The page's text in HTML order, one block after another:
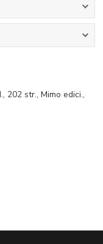
202 str., Mimo edici.,